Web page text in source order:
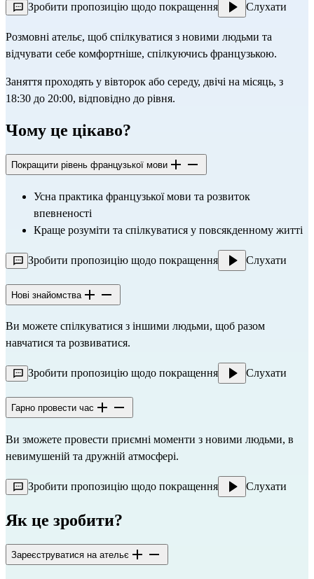
Зробити пропозицію щодо покращення Слухати
Розмовні ательє, щоб спілкуватися з новими людьми та
відчувати себе комфортніше, спілкуючись французькою.
Заняття проходять у вівторок або середу, двічі на місяць, з
18:30 до 20:00, відповідно до рівня.
Чому це цікаво?
Покращити рівень французької мови
Усна практика французької мови та розвиток
впевненості
Краще розуміти та спілкуватися у повсякденному житті
Зробити пропозицію щодо покращення Слухати
Нові знайомства
Ви можете спілкуватися з іншими людьми, щоб разом
навчатися та розвиватися.
Зробити пропозицію щодо покращення Слухати
Гарно провести час
Ви зможете провести приємні моменти з новими людьми, в
невимушеній та дружній атмосфері.
Зробити пропозицію щодо покращення Слухати
Як це зробити?
Зареєструватися на ательє